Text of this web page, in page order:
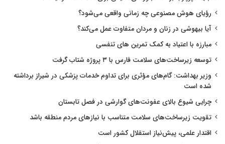
رؤیای هوش مصنوعی چه زمانی واقعی می‌شود؟
آیا بیهوشی در زنان و مردان متفاوت عمل می‌کند؟
مبارزه با اعتیاد به کمک تمرین های تنفسی
توسعه زیرساخت‌های سلامت فارس با ۳ پروژه شتاب گرفت
وزیر بهداشت: گام‌های مؤثری برای تداوم خدمات پزشکی در شیراز برداشته
شده است
چرایی شیوع بالای عفونت‌های گوارشی در فصل تابستان
تقویت زیرساخت‌های سلامت متناسب با نیازهای مردم منطقه باشد
اقتدار علمی، پیش‌نیاز استقلال کشور است